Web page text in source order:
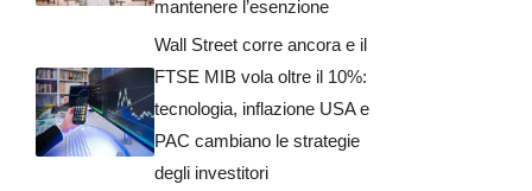
mantenere l’esenzione
Wall Street corre ancora e il
FTSE MIB vola oltre il 10%:
tecnologia, inflazione USA e
PAC cambiano le strategie
degli investitori